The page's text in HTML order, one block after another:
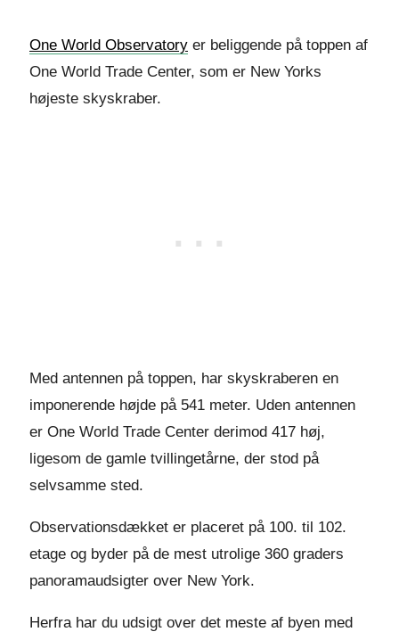
One World Observatory er beliggende på toppen af
One World Trade Center, som er New Yorks
højeste skyskraber.
Med antennen på toppen, har skyskraberen en
imponerende højde på 541 meter. Uden antennen
er One World Trade Center derimod 417 høj,
ligesom de gamle tvillingetårne, der stod på
selvsamme sted.
Observationsdækket er placeret på 100. til 102.
etage og byder på de mest utrolige 360 graders
panoramaudsigter over New York.
Herfra har du udsigt over det meste af byen med